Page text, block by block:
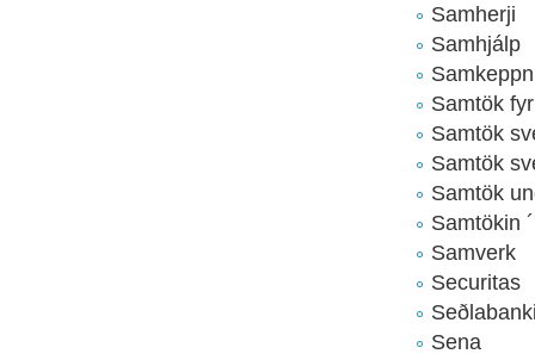
Samherji
Samhjálp
Samtök
Samtök
Samtök
Samtök
Samtökin
Samverk
Securitas
Sena